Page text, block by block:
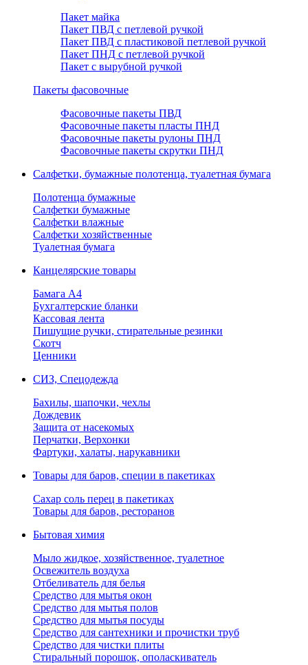
Пакет майка
Пакет ПВД с петлевой ручкой
Пакет ПВД с пластиковой петлевой ручкой
Пакет ПНД с петлевой ручкой
Пакет с вырубной ручкой
Пакеты фасовочные
Фасовочные пакеты ПВД
Фасовочные пакеты пласты ПНД
Фасовочные пакеты рулоны ПНД
Фасовочные пакеты скрутки ПНД
Салфетки, бумажные полотенца, туалетная бумага
Полотенца бумажные
Салфетки бумажные
Салфетки влажные
Салфетки хозяйственные
Туалетная бумага
Канцелярские товары
Бамага А4
Бухгалтерские бланки
Кассовая лента
Пишущие ручки, стирательные резинки
Скотч
Ценники
СИЗ, Спецодежда
Бахилы, шапочки, чехлы
Дождевик
Защита от насекомых
Перчатки, Верхонки
Фартуки, халаты, нарукавники
Товары для баров, специи в пакетиках
Сахар соль перец в пакетиках
Товары для баров, ресторанов
Бытовая химия
Мыло жидкое, хозяйственное, туалетное
Освежитель воздуха
Отбеливатель для белья
Средство для мытья окон
Средство для мытья полов
Средство для мытья посуды
Средство для сантехники и прочистки труб
Средство для чистки плиты
Стиральный порошок, ополаскиватель